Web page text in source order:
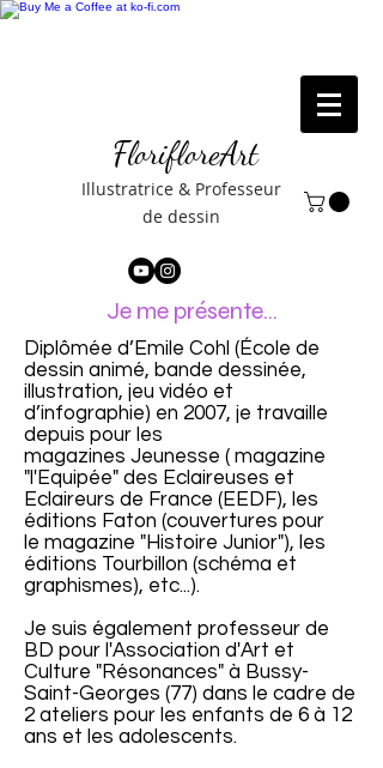
FlorifloreArt
Illustratrice & Professeur
de dessin
Je me présente...
Diplômée d’Emile Cohl (École de
dessin animé, bande dessinée,
illustration, jeu vidéo et
d’infographie) en 2007, je travaille
depuis pour les
magazines Jeunesse ( magazine
"l'Equipée" des Eclaireuses et
Eclaireurs de France (EEDF), les
éditions Faton (couvertures pour
le magazine "Histoire Junior"), les
éditions Tourbillon (schéma et
graphismes), etc...).
Je suis également professeur de
BD pour l'Association d'Art et
Culture "Résonances" à Bussy-
Saint-Georges (77) dans le cadre de
2 ateliers pour les enfants de 6 à 12
ans et les adolescents.